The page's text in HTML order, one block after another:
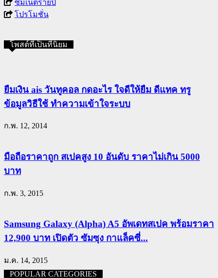
ซิมเน็ตรายปี
โปรโมชั่น
โพสต์ที่เป็นที่นิยม
ยืมเงิน ais วันทูคอล กดอะไร ใจดีให้ยืม ดีแทค ทรู
ข้อมูลวิธีใช้ ทำความเข้าใจระบบ
ก.พ. 12, 2014
มือถือราคาถูก สเปคสูง 10 อันดับ ราคาไม่เกิน 5000
บาท
ก.พ. 3, 2015
Samsung Galaxy (Alpha) A5 อัพเดทสเปค พร้อมราคา
12,900 บาท เปิดตัว ซัมซุง กาแล็คซี่...
ม.ค. 14, 2015
POPULAR CATEGORIES